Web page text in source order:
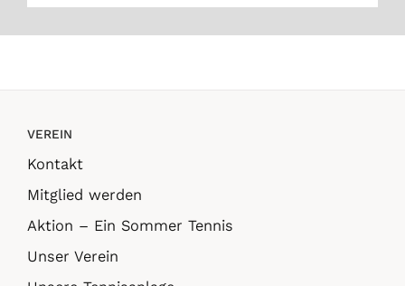
VEREIN
Kontakt
Mitglied werden
Aktion – Ein Sommer Tennis
Unser Verein